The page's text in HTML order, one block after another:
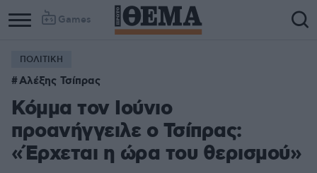
Games
ΠΟΛΙΤΙΚΗ
Αλέξης Τσίπρας
Κόμμα τον Ιούνιο
προανήγγειλε ο Τσίπρας:
«Έρχεται η ώρα του θερισμού»